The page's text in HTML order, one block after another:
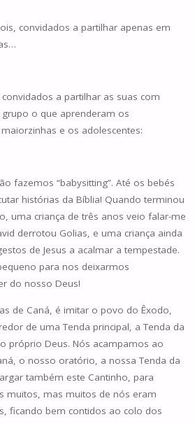
convidados a partilhar apenas em
a partilhar as suas com
o que aprenderam os
e os adolescentes:
fazemos “babysitting”. Até os bebés
histórias da Bíblia! Quando terminou
uma criança de três anos veio falar-me
derrotou Golias, e uma criança ainda
de Jesus a acalmar a tempestade.
para nos deixarmos
do nosso Deus!
de Caná, é imitar o povo do Êxodo,
de uma Tenda principal, a Tenda da
próprio Deus. Nós acampamos ao
o nosso oratório, a nossa Tenda da
também este Cantinho, para
muitos, mas muitos de nós eram
ficando bem contidos ao colo dos